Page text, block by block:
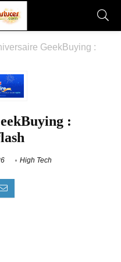
GeekBuying :
:
High Tech